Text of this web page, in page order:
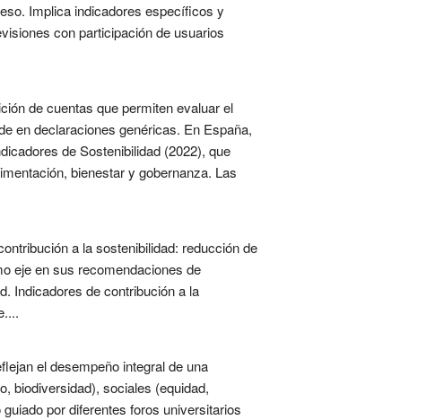
Implica indicadores específicos y
con participación de usuarios
de cuentas que permiten evaluar el
en declaraciones genéricas. En España,
de Sostenibilidad (2022), que
bienestar y gobernanza. Las
a la sostenibilidad: reducción de
eje en sus recomendaciones de
Indicadores de contribución a la
el desempeño integral de una
biodiversidad), sociales (equidad,
por diferentes foros universitarios